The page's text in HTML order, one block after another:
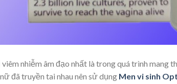
nhiễm âm đạo nhất là trong quá trình mang
đã truyền tai nhau nên sử dụng Men vi sinh